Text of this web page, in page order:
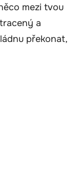
mezi tvou
a
překonat,